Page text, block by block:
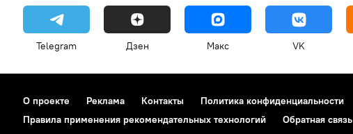
Telegram Дзен Макс VK
О проекте Реклама Контакты Политика конфиденциальности
Правила применения рекомендательных технологий
Обратная связь